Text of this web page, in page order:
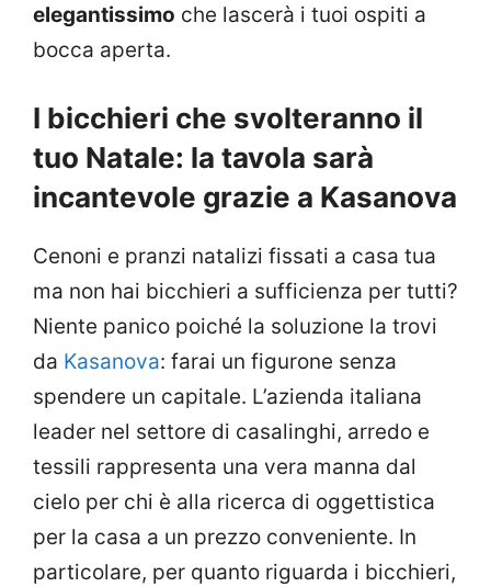
elegantissimo che lascerà i tuoi ospiti a
bocca aperta.
I bicchieri che svolteranno il
tuo Natale: la tavola sarà
incantevole grazie a Kasanova
Cenoni e pranzi natalizi fissati a casa tua
ma non hai bicchieri a sufficienza per tutti?
Niente panico poiché la soluzione la trovi
da Kasanova: farai un figurone senza
spendere un capitale. L’azienda italiana
leader nel settore di casalinghi, arredo e
tessili rappresenta una vera manna dal
cielo per chi è alla ricerca di oggettistica
per la casa a un prezzo conveniente. In
particolare, per quanto riguarda i bicchieri,